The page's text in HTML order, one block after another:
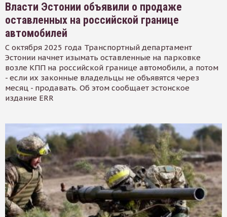
Власти Эстонии объявили о продаже
оставленных на российской границе
автомобилей
С октября 2025 года Транспортный департамент
Эстонии начнет изымать оставленные на парковке
возле КПП на российской границе автомобили, а потом
- если их законные владельцы не объявятся через
месяц - продавать. Об этом сообщает эстонское
издание ERR